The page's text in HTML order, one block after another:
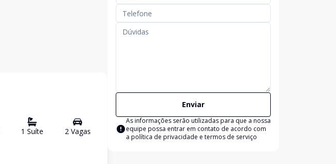
1 Suíte 2Vagas
Enviar
As informações serão utilizadas para que a nossa
equipe possa entrar em contato de acordo com
a política de privacidade e termos de serviço